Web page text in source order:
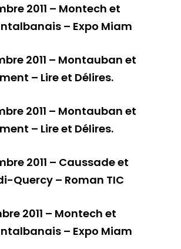
2011 – Montech et
– Expo Miam
2011 – Montauban et
– Lire et Délires.
2011 – Montauban et
– Lire et Délires.
2011 – Caussade et
Quercy – Roman TIC
2011 – Montech et
– Expo Miam